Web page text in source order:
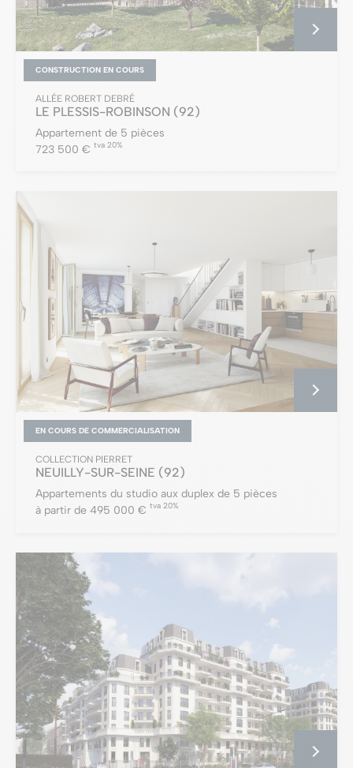
CONSTRUCTION EN COURS
ALLÉE ROBERT DEBRÉ
LE PLESSIS-ROBINSON (92)
Appartement de 5 pièces
723 500 € tva 20%
EN COURS DE COMMERCIALISATION
COLLECTION PIERRET
NEUILLY-SUR-SEINE (92)
Appartements du studio aux duplex de 5 pièces
à partir de 495 000 € tva 20%